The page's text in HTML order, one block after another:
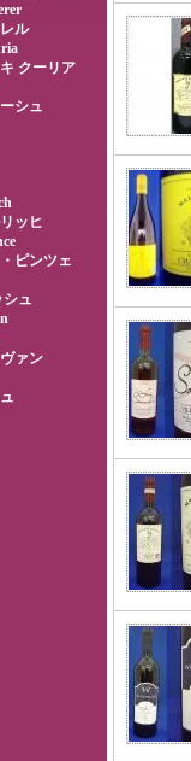
ル
クーリア
シュ
ッヒ
ピンツェ
シュ
ァン